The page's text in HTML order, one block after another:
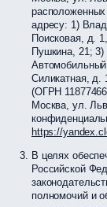
расположенных
адресу: 1)
Поисковая, д.
Пушкина, 21; 3)
Силикатная,
(ОГРН
Москва, ул.
https://
В целях
Российской
полномочий и